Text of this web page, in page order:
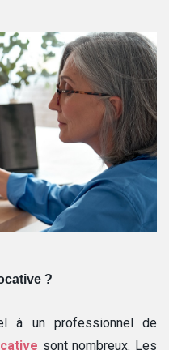
?
à un professionnel de
sont nombreux. Les